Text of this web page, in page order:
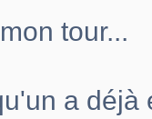
tour...
a déjà